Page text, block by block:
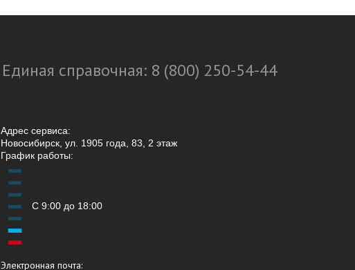
Единая справочная: 8 (800) 250-54-44
Адрес сервиса:
Новосибирск, ул. 1905 года, 83, 2 этаж
График работы:
С 9:00 до 18:00
Электронная почта: